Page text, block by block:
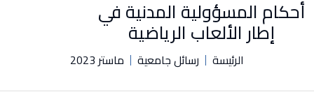
أحكام المسؤولية المدنية في
إطار الألعاب الرياضية
الرئيسة رسائل جامعية ماستر 2023